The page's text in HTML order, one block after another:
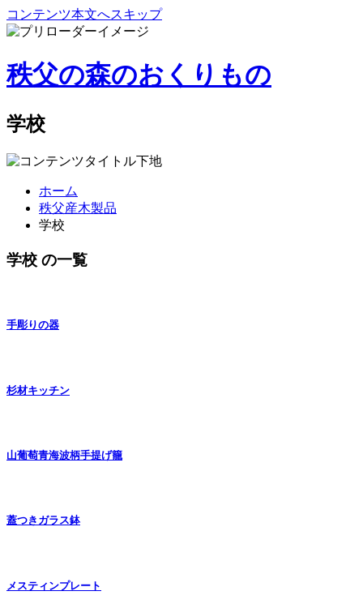
コンテンツ本文へスキップ
秩父の森のおくりもの
学校
ホーム
秩父産木製品
学校
学校 の一覧
手彫りの器
杉材キッチン
山葡萄青海波柄手提げ籠
蓋つきガラス鉢
メスティンプレート